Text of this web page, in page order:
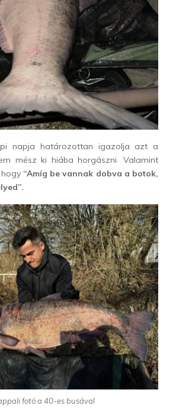
napja határozottan igazolja azt a
mész ki hiába horgászni. Valamint
“Amíg be vannak dobva a botok,
fotó a 40-es busával